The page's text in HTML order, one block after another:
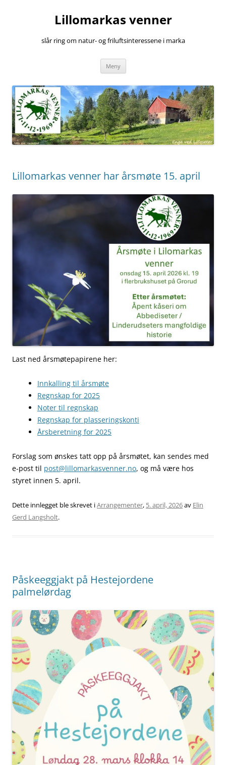
Lillomarkas venner
slår ring om natur- og friluftsinteressene i marka
Meny
Lillomarkas venner har årsmøte 15. april
Last ned årsmøtepapirene her:
Innkalling til årsmøte
Regnskap for 2025
Noter til regnskap
Regnskap for plasseringskonti
Årsberetning for 2025
Forslag som ønskes tatt opp på årsmøtet, kan sendes med
e-post til post@lillomarkasvenner.no, og må være hos
styret innen 5. april.
Dette innlegget ble skrevet iArrangementer, 5. april, 2026av Elin
Gerd Langsholt.
Påskeeggjakt på Hestejordene
palmelørdag